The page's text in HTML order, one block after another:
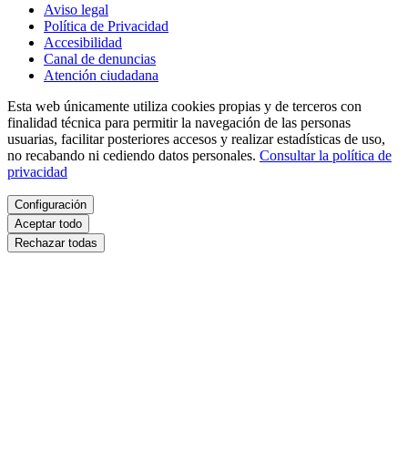
Aviso legal
Política de Privacidad
Accesibilidad
Canal de denuncias
Atención ciudadana
Esta web únicamente utiliza cookies propias y de terceros con
finalidad técnica para permitir la navegación de las personas
usuarias, facilitar posteriores accesos y realizar estadísticas de uso,
no recabando ni cediendo datos personales. Consultar la política de
privacidad
Configuración
Aceptar todo
Rechazar todas